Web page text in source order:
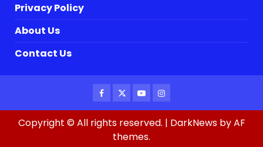
Privacy Policy
About Us
Contact Us
Facebook
TwitterYoutubeInstagram
Copyright © All rights reserved. | DarkNewsby AF
themes.